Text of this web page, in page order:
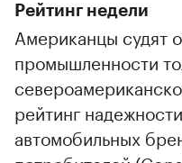
Рейтинг недели
Американцы судят
промышленности
рейтинг
автомобильных